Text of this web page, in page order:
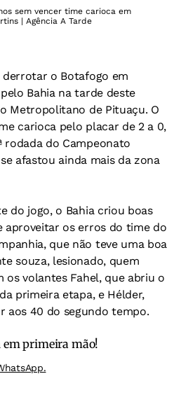
sem vencer time carioca em
| Agência A Tarde
derrotar o Botafogo em
Bahia na tarde deste
Metropolitano de Pituaçu. O
carioca pelo placar de 2 a 0,
rodada do Campeonato
afastou ainda mais da zona
do jogo, o Bahia criou boas
aproveitar os erros do time do
que não teve uma boa
souza, lesionado, quem
os volantes Fahel, que abriu o
primeira etapa, e Hélder,
aos 40 do segundo tempo.
em primeira mão!